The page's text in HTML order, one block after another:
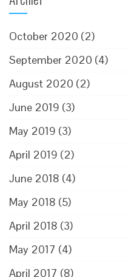
October 2020 (2)
September 2020 (4)
August 2020 (2)
June 2019 (3)
May 2019 (3)
April 2019 (2)
June 2018 (4)
May 2018 (5)
April 2018 (3)
May 2017 (4)
April 2017 (8)